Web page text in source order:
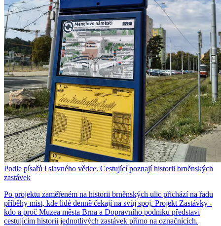
Podle písařů i slavného vědce. Cestující poznají historii brněnských
zastávek
Po projektu zaměřeném na historii brněnských ulic přichází na řadu
příběhy míst, kde lidé denně čekají na svůj spoj. Projekt Zastávky -
kdo a proč Muzea města Brna a Dopravního podniku představí
cestujícím historii jednotlivých zastávek přímo na označnících.